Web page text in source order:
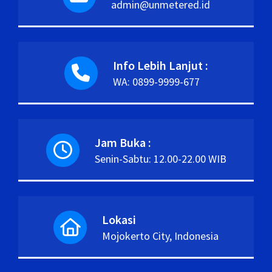
admin@unmetered.id
Info Lebih Lanjut :
WA: 0899-9999-677
Jam Buka :
Senin-Sabtu: 12.00-22.00 WIB
Lokasi
Mojokerto City, Indonesia